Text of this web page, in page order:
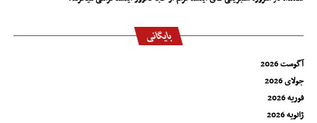
بایگانی
آگوست 2026
جولای 2026
فوریه 2026
ژانویه 2026